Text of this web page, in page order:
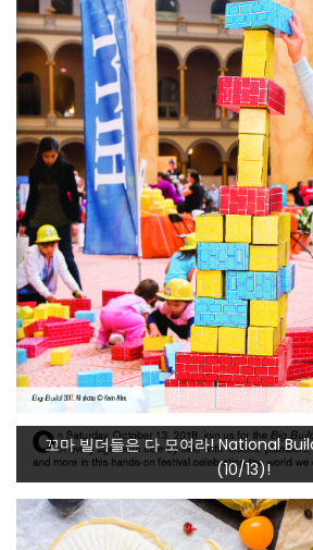
꼬마 빌더들은 다 모여라! National
(10/13)!